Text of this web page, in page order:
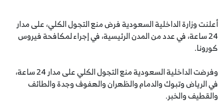
أعلنت وزارة الداخلية السعودية فرض منع التجول الكلي، على مدار
24 ساعة، في عدد من المدن الرئيسية، في إجراء لمكافحة فيروس
كورونا.
وفرضت الداخلية السعودية منع التجول الكلي على مدار 24 ساعة،
في الرياض وتبوك والدمام والظهران والهفوف وجدة والطائف
والقطيف والخبر.